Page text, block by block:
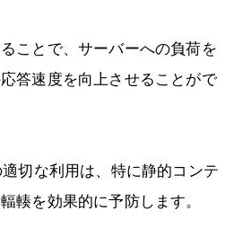
ことで、サーバーへの負荷を
答速度を向上させることがで
切な利用は、特に静的コンテ
輳を効果的に予防します。